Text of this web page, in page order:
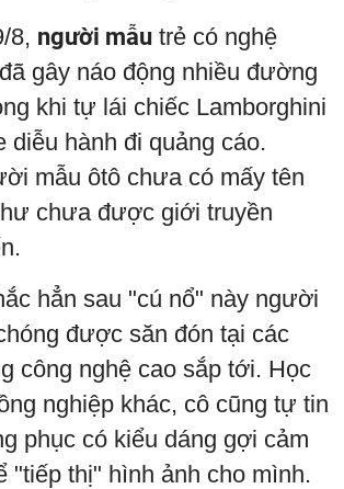
8, người mẫu trẻ có nghệ
gây náo động nhiều đường
khi tự lái chiếc Lamborghini
diễu hành đi quảng cáo.
mẫu ôtô chưa có mấy tên
chưa được giới truyền
hẳn sau "cú nổ" này người
được săn đón tại các
công nghệ cao sắp tới. Học
nghiệp khác, cô cũng tự tin
phục có kiểu dáng gợi cảm
"tiếp thị" hình ảnh cho mình.